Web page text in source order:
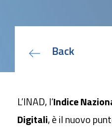
Back
L’INAD, l’Indice
Digitali, è il nuovo